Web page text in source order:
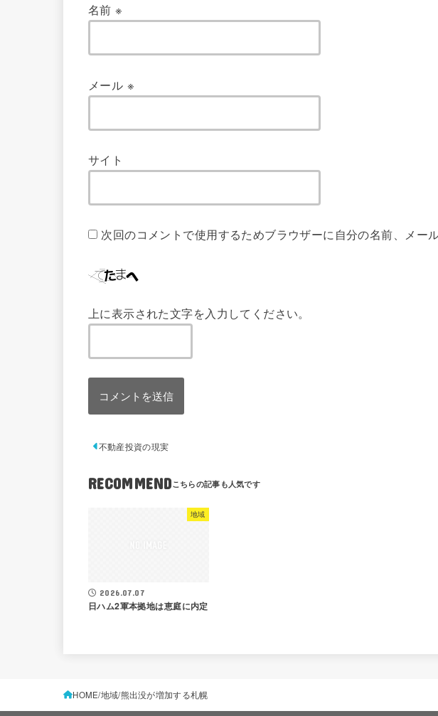
名前※
メール ※
サイト
次回のコメントで使用するためブラウザーに自分の名前、メー
上に表示された文字を入力してください。
不動産投資の現実
RECOMMEND
地域
2026.07.07
日ハム2軍本拠地は恵庭に内定
HOME 地域 熊出没が増加する札幌